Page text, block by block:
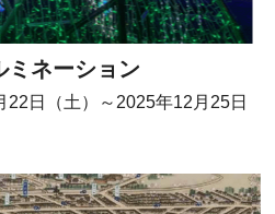
ミネーション
22日（土）～2025年12月25日